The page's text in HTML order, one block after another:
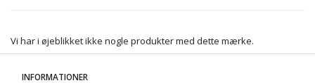
Vi har i øjeblikket ikke nogle produkter med dette mærke.
INFORMATIONER